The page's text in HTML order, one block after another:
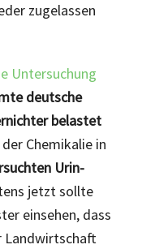
zugelassen
Untersuchung
deutsche
belastet
Chemikalie in
Urin-
jetzt sollte
einsehen, dass
Landwirtschaft